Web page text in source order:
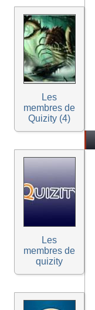
Les
membres de
Quizity (4)
Les
membres de
quizity